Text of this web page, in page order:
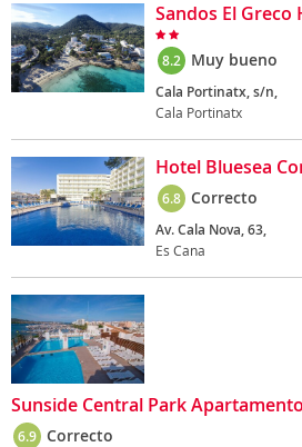
Sandos El
8.2 Muy bueno
Cala Portinatx, s/n,
Cala Portinatx
Hotel Bluesea
6.8 Correcto
Av. Cala Nova, 63,
Es Cana
Sunside Central Park
6.9 Correcto